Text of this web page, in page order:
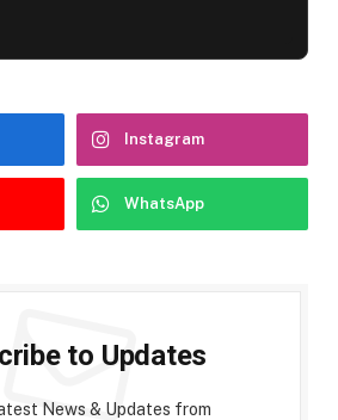
Instagram
WhatsApp
to Updates
News & Updates from